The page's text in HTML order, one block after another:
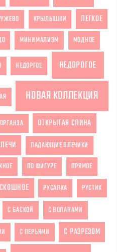
КРЫЛЫШКИ ЛЕГКОЕ
МИНИМАЛИЗМ МОДНОЕ
НЕДОРГОЕ НЕДОРОГОЕ
НОВАЯ КОЛЛЕКЦИЯ
ОРГАНЗА ОТКРЫТАЯ СПИНА
ПАДАЮЩИЕ ПЛЕЧИКИ
ПО ФИГУРЕ ПРЯМОЕ
РУСАЛКА РУСТИК
С БАСКОЙ С ВОЛАНАМИ
С ПЕРЬЯМИ С РАЗРЕЗОМ